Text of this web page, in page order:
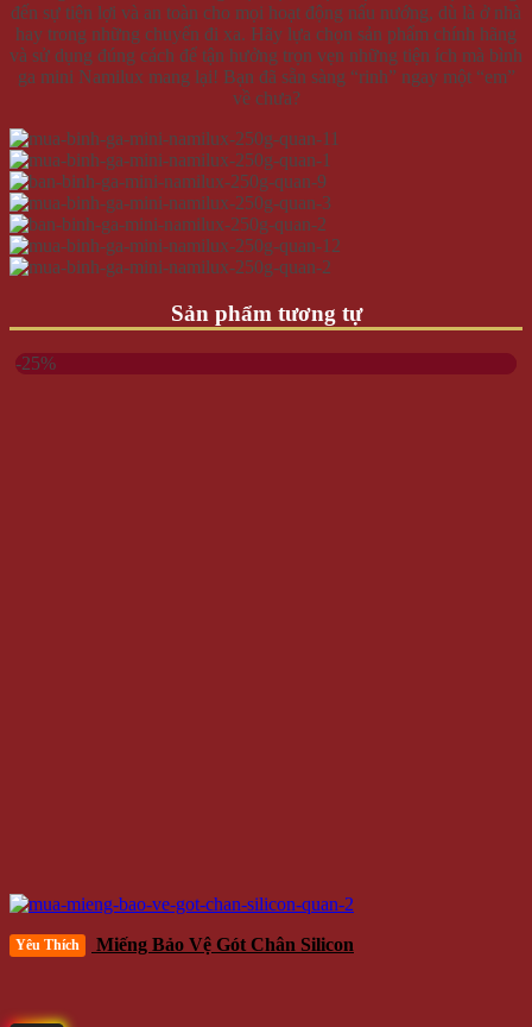
đến sự tiện lợi và an toàn cho mọi hoạt động nấu nướng, dù là ở nhà
hay trong những chuyến đi xa. Hãy lựa chọn sản phẩm chính hãng
và sử dụng đúng cách để tận hưởng trọn vẹn những tiện ích mà bình
ga mini Namilux mang lại! Bạn đã sẵn sàng “rinh” ngay một “em”
về chưa?
Sản phẩm tương tự
-25%
Yêu Thích Miếng Bảo Vệ Gót Chân Silicon